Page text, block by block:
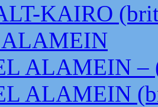
KAIRO
ALAMEIN –
ALAMEIN